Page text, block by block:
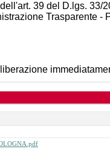
39 del D.lgs.
Trasparente -